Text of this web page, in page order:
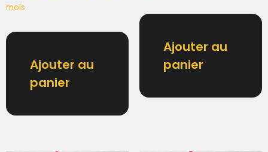
mois
Ajouter au
panier
Ajouter au
panier